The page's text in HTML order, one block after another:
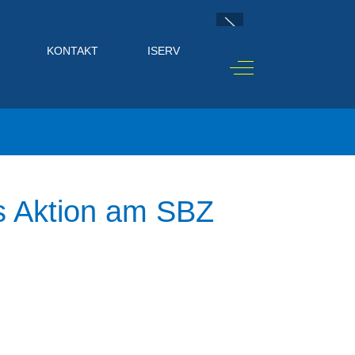
KONTAKT
ISERV
Off-Canvas Toggle
Aktion am SBZ